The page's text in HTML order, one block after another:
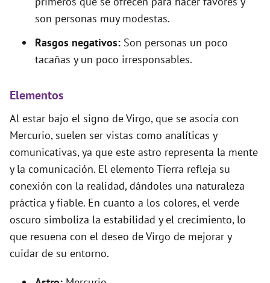
son personas muy modestas.
Rasgos negativos: Son personas un poco
tacañas y un poco irresponsables.
Elementos
Al estar bajo el signo de Virgo, que se asocia con
Mercurio, suelen ser vistas como analíticas y
comunicativas, ya que este astro representa la mente
y la comunicación. El elemento Tierra refleja su
conexión con la realidad, dándoles una naturaleza
práctica y fiable. En cuanto a los colores, el verde
oscuro simboliza la estabilidad y el crecimiento, lo
que resuena con el deseo de Virgo de mejorar y
cuidar de su entorno.